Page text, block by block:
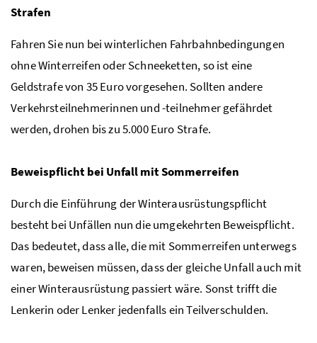
Strafen
Fahren Sie nun bei winterlichen Fahrbahnbedingungen
ohne Winterreifen oder Schneeketten, so ist eine
Geldstrafe von 35 Euro vorgesehen. Sollten andere
Verkehrsteilnehmerinnen und -teilnehmer gefährdet
werden, drohen bis zu 5.000 Euro Strafe.
Beweispflicht bei Unfall mit Sommerreifen
Durch die Einführung der Winterausrüstungspflicht
besteht bei Unfällen nun die umgekehrten Beweispflicht.
Das bedeutet, dass alle, die mit Sommerreifen unterwegs
waren, beweisen müssen, dass der gleiche Unfall auch mit
einer Winterausrüstung passiert wäre. Sonst trifft die
Lenkerin oder Lenker jedenfalls ein Teilverschulden.